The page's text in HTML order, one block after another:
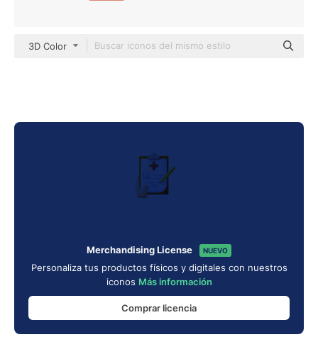
3D Color
Merchandising License NUEVO
Personaliza tus productos físicos y digitales con nuestros
iconos Más información
Comprar licencia